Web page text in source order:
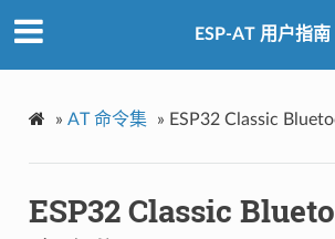
ESP-AT 用户指南
» AT 命令集 » ESP32 Classic
ESP32 Classic